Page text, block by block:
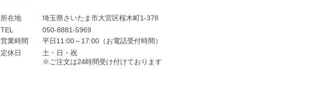
所在地
埼玉県さいたま市大宮区桜木町1-378
TEL
050-8881-5969
営業時間
平日11:00～17:00（お電話受付時間）
定休日
土・日・祝
※ご注文は24時間受け付けております